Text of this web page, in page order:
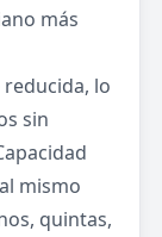
más
lo
sin
mismo
quintas,